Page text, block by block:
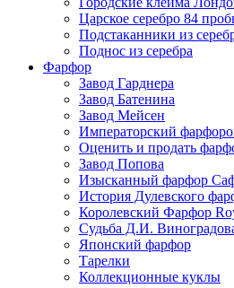
Царское серебро 84
Подстаканники из
Поднос из серебра
Фарфор
Завод Гарднера
Завод Батенина
Завод Мейсен
Императорский
Оценить и продать
Завод Попова
Изысканный фарфор
История Дулевского
Королевский Фарфор
Судьба Д.И.
Японский фарфор
Тарелки
Коллекционные куклы